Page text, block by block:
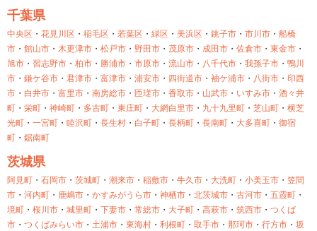
千葉県
中央区 ・ 花見川区 ・ 稲毛区 ・ 若葉区 ・ 緑区 ・ 美浜区 ・ 銚子市 ・ 市川市 ・ 船橋
市 ・ 館山市 ・ 木更津市 ・ 松戸市 ・ 野田市 ・ 茂原市 ・ 成田市 ・ 佐倉市 ・ 東金市 ・
旭市 ・ 習志野市 ・ 柏市 ・ 勝浦市 ・ 市原市 ・ 流山市 ・ 八千代市 ・ 我孫子市 ・ 鴨川
市 ・ 鎌ケ谷市 ・ 君津市 ・ 富津市 ・ 浦安市 ・ 四街道市 ・ 袖ケ浦市 ・ 八街市 ・ 印西
市 ・ 白井市 ・ 富里市 ・ 南房総市 ・ 匝瑳市 ・ 香取市 ・ 山武市 ・ いすみ市 ・ 酒々井
町 ・ 栄町 ・ 神崎町 ・ 多古町 ・ 東庄町 ・ 大網白里市 ・ 九十九里町 ・ 芝山町 ・ 横芝
光町 ・ 一宮町 ・ 睦沢町 ・ 長生村 ・ 白子町 ・ 長柄町 ・ 長南町 ・ 大多喜町 ・ 御宿
町 ・ 鋸南町
茨城県
阿見町 ・ 石岡市 ・ 茨城町 ・ 潮来市 ・ 稲敷市 ・ 牛久市 ・ 大洗町 ・ 小美玉市 ・ 笠間
市 ・ 河内町 ・ 鹿嶋市 ・ かすみがうら市 ・ 神栖市 ・ 北茨城市 ・ 古河市 ・ 五霞町 ・
境町 ・ 桜川市 ・ 城里町 ・ 下妻市 ・ 常総市 ・ 大子町 ・ 高萩市 ・ 筑西市 ・ つくば
市 ・ つくばみらい市 ・ 土浦市 ・ 東海村 ・ 利根町 ・ 取手市 ・ 那珂市 ・ 行方市 ・ 坂